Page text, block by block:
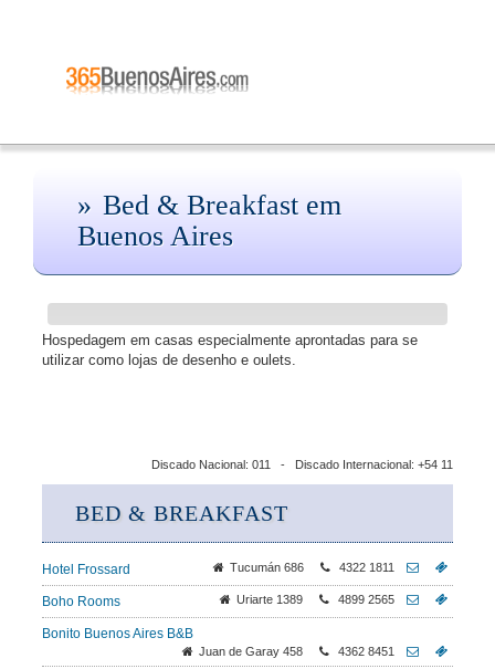
Bed & Breakfast em
Buenos Aires
Hospedagem em casas especialmente aprontadas para se
utilizar como lojas de desenho e oulets.
Discado Nacional: 011 - Discado Internacional: +54 11
BED & BREAKFAST
Hotel Frossard Tucumán 686 4322 1811
Boho Rooms Uriarte 1389 4899 2565
Bonito Buenos Aires B&B
Juan de Garay 458 4362 8451